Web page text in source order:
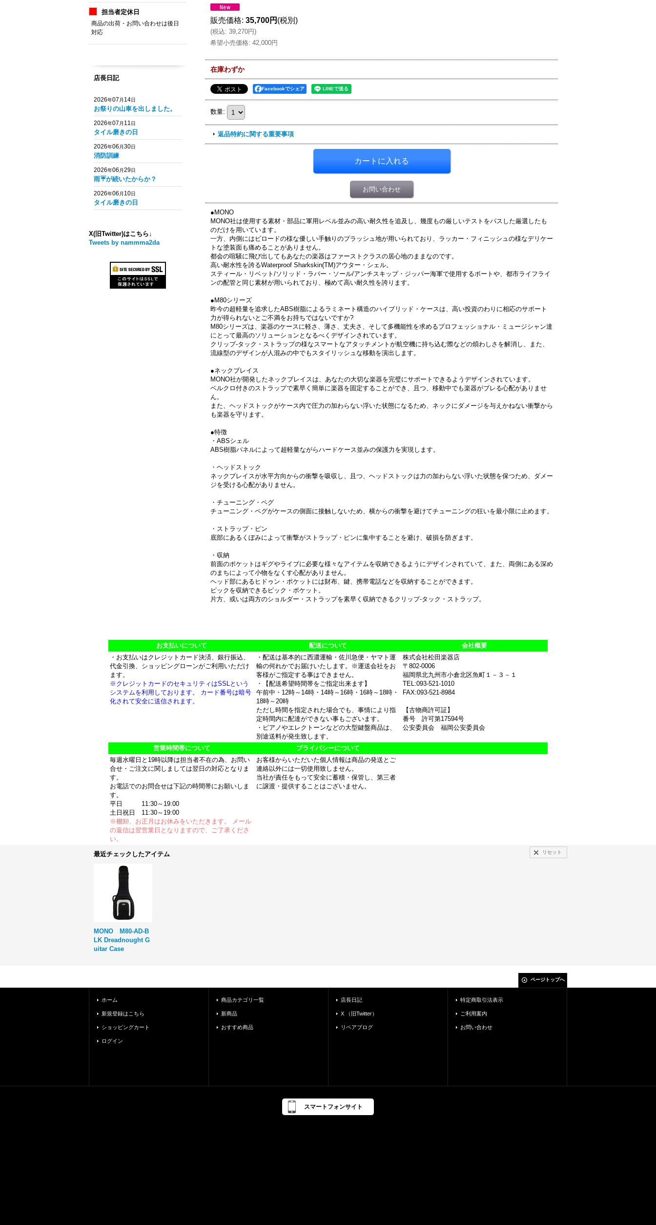
担当者定休日
商品の出荷・お問い合わせは後日
対応
店長日記
2026年07 月 14日
お祭りの山車を出しました。
2026年07 月 11日
タイル磨きの日
2026年06 月30日
消防訓練
2026年06 月29日
雨☔️が続いたからか？
2026年06 月 10日
タイル磨きの日
X(旧Twitter)はこちら↓
Tweets by nammma2da
販売価格: 35,700円 (税別)
(税込: 39,270円)
希望小売価格: 42,000円
在庫わずか
Facebookでシェア
数量:
返品特約に関する重要事項
お問い合わせ
●MONO
MONO社は使用する素材・部品に軍用レベル並みの高い耐久性を追及し、幾度もの厳しいテストをパスした厳選したも
のだけを用いています。
一方、内側にはビロードの様な優しい手触りのプラッシュ地が用いられており、ラッカー・フィニッシュの様なデリケー
トな塗装面も痛めることがありません。
都会の喧騒に飛び出してもあなたの楽器はファーストクラスの居心地のままなのです。
高い耐水性を誇るWaterproof Sharkskin(TM)アウター・シェル。
スティール・リベット/ソリッド・ラバー・ソール/アンチスキップ・ジッパー海軍で使用するボートや、都市ライフライ
ンの配管と同じ素材が用いられており、極めて高い耐久性を誇ります。
●M80シリーズ
昨今の超軽量を追求したABS樹脂によるラミネート構造のハイブリッド・ケースは、高い投資のわりに相応のサポート
力が得られないとご不満をお持ちではないですか?
M80シリーズは、楽器のケースに軽さ、薄さ、丈夫さ、そして多機能性を求めるプロフェッショナル・ミュージシャン達
にとって最高のソリューションとなるべくデザインされています。
クリップ-タック・ストラップの様なスマートなアタッチメントが航空機に持ち込む際などの煩わしさを解消し、また、
流線型のデザインが人混みの中でもスタイリッシュな移動を演出します。
●ネックブレイス
MONO社が開発したネックブレイスは、あなたの大切な楽器を完璧にサポートできるようデザインされています。
ベルクロ付きのストラップで素早く簡単に楽器を固定することができ、且つ、移動中でも楽器がブレる心配がありませ
ん。
また、ヘッドストックがケース内で圧力の加わらない浮いた状態になるため、ネックにダメージを与えかねない衝撃から
も楽器を守ります。
●特徴
・ABSシェル
ABS樹脂パネルによって超軽量ながらハードケース並みの保護力を実現します。
・ヘッドストック
ネックブレイスが水平方向からの衝撃を吸収し、且つ、ヘッドストックは力の加わらない浮いた状態を保つため、ダメー
ジを受ける心配がありません。
・チューニング・ペグ
チューニング・ペグがケースの側面に接触しないため、横からの衝撃を避けてチューニングの狂いを最小限に止めます。
・ストラップ・ピン
底部にあるくぼみによって衝撃がストラップ・ピンに集中することを避け、破損を防ぎます。
・収納
前面のポケットはギグやライブに必要な様々なアイテムを収納できるようにデザインされていて、また、両側にある深め
のまちによって小物をなくす心配がありません。
ヘッド部にあるヒドゥン・ポケットには財布、鍵、携帯電話などを収納することができます。
ピックを収納できるピック・ポケット。
片方、或いは両方のショルダー・ストラップを素早く収納できるクリップ-タック・ストラップ。
お支払いについて 配送について
会社概要
・お支払いはクレジットカード決済、銀行振込、
代金引換、ショッピングローンがご利用いただけ
ます。
※クレジットカードのセキュリティはSSLという
システムを利用しております。 カード番号は暗号
化されて安全に送信されます。
・配送は基本的に西濃運輸・佐川急便・ヤマト運
輸の何れかでお届けいたします。※運送会社をお
客様がご指定する事はできません。
・【配送希望時間帯をご指定出来ます】
午前中・12時～14時・14時～16時・16時～18時・
18時～20時
ただし時間を指定された場合でも、事情により指
定時間内に配達ができない事もございます。
・ピアノやエレクトーンなどの大型鍵盤商品は、
別途送料が発生致します。
株式会社松田楽器店
〒802-0006
福岡県北九州市小倉北区魚町１－３－１
TEL:093-521-1010
FAX:093-521-8984
【古物商許可証】
番号 許可第17594号
公安委員会 福岡公安委員会
営業時間帯について
プライバシーについて
毎週水曜日と19時以降は担当者不在の為、お問い
合せ・ご注文に関しましては翌日の対応となりま
す。
お電話でのお問合せは下記の時間帯にお願いしま
す。
平日 11:30～19:00
土日祝日 11:30～19:00
※棚卸、お正月はお休みをいただきます。 メール
の返信は翌営業日となりますので、ご了承くださ
い。
お客様からいただいた個人情報は商品の発送とご
連絡以外には一切使用致しません。
当社が責任をもって安全に蓄積・保管し、第三者
に譲渡・提供することはございません。
最近チェックしたアイテム リセット
MONO M80-AD-B
LK Dreadnought G
uitar Case
ページトップへ
ホーム
新規登録はこちら
ショッピングカート
ログイン
商品カテゴリ一覧
新商品
おすすめ商品
店長日記
X （旧Twitter）
リペアブログ
特定商取引法表示
ご利用案内
お問い合わせ
スマートフォンサイト